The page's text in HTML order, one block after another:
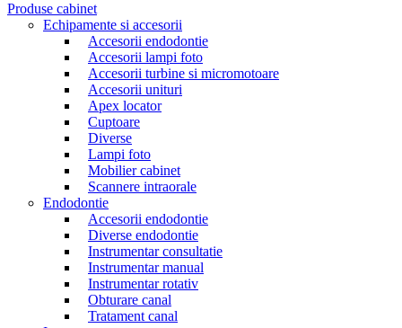
Produse cabinet
Echipamente si accesorii
Accesorii endodontie
Accesorii lampi foto
Accesorii turbine si micromotoare
Accesorii unituri
Apex locator
Cuptoare
Diverse
Lampi foto
Mobilier cabinet
Scannere intraorale
Endodontie
Accesorii endodontie
Diverse endodontie
Instrumentar consultatie
Instrumentar manual
Instrumentar rotativ
Obturare canal
Tratament canal